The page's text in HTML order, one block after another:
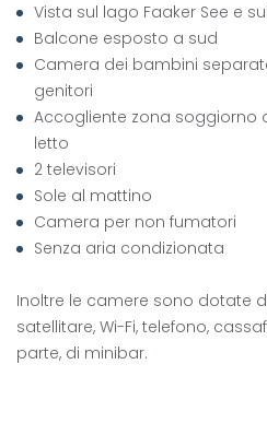
Vista sul lago Faaker See e
Balcone esposto a sud
Camera dei bambini
genitori
Accogliente zona soggiorno
letto
2 televisori
Sole al mattino
Camera per non fumatori
Senza aria condizionata
Inoltre le camere sono dotate
satellitare, Wi-Fi, telefono,
parte, di minibar.